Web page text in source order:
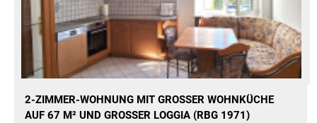
2-ZIMMER-WOHNUNG MIT GROSSER WOHNKÜCHE A
UF 67 M² UND GROSSER LOGGIA (RBG 1971)